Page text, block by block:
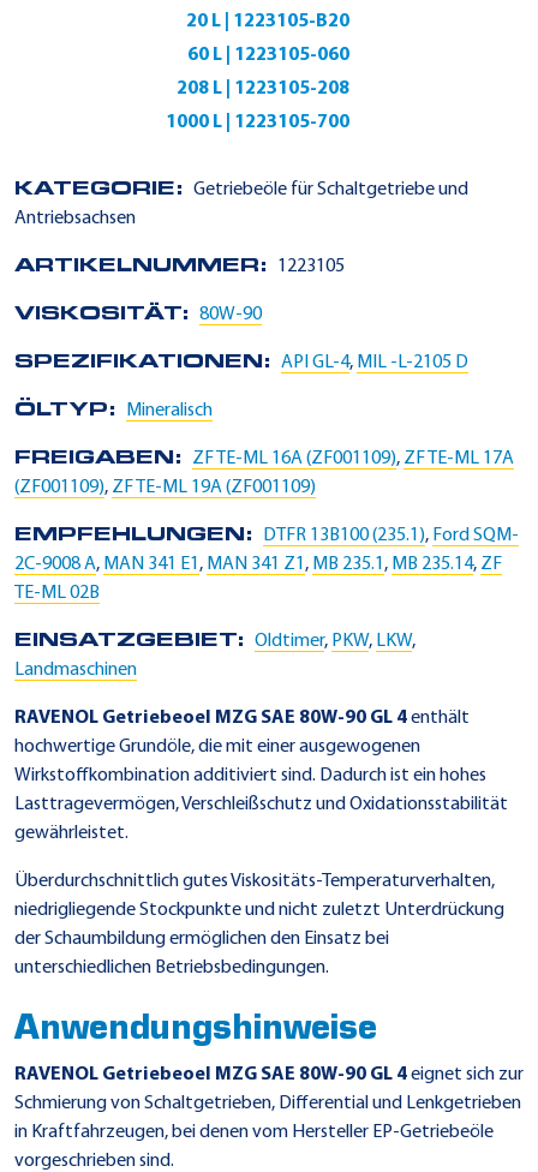
20 L | 1223105-B20
60 L | 1223105-060
208 L | 1223105-208
1000 L | 1223105-700
KATEGORIE: Getriebeöle für Schaltgetriebe und
Antriebsachsen
ARTIKELNUMMER: 1223105
VISKOSITÄT: 80W-90
SPEZIFIKATIONEN: API GL-4, MIL -L-2105 D
ÖLTYP: Mineralisch
FREIGABEN: ZF TE-ML 16A (ZF001109), ZF TE-ML 17A
(ZF001109), ZF TE-ML 19A (ZF001109)
EMPFEHLUNGEN: DTFR 13B100 (235.1), Ford SQM-
2C-9008 A, MAN 341 E1 , MAN 341 Z1 , MB 235.1 , MB 235.14, ZF
TE-ML 02B
EINSATZGEBIET: Oldtimer, PKW, LKW,
Landmaschinen
RAVENOL Getriebeoel MZG SAE 80W-90 GL 4enthält
hochwertige Grundöle, die mit einer ausgewogenen
Wirkstoffkombination additiviert sind. Dadurch ist ein hohes
Lasttragevermögen, Verschleißschutz und Oxidationsstabilität
gewährleistet.
Überdurchschnittlich gutes Viskositäts-Temperaturverhalten,
niedrigliegende Stockpunkte und nicht zuletzt Unterdrückung
der Schaumbildung ermöglichen den Einsatz bei
unterschiedlichen Betriebsbedingungen.
Anwendungshinweise
RAVENOL Getriebeoel MZG SAE 80W-90 GL 4eignet sich zur
Schmierung von Schaltgetrieben, Differential und Lenkgetrieben
in Kraftfahrzeugen, bei denen vom Hersteller EP-Getriebeöle
vorgeschrieben sind.